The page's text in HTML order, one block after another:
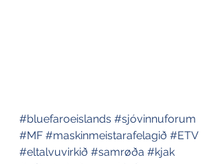
#bluefaroeislands #sjóvinnuforum
#MF #maskinmeistarafelagið #ETV
#eltalvuvirkið #samrøða #kjak